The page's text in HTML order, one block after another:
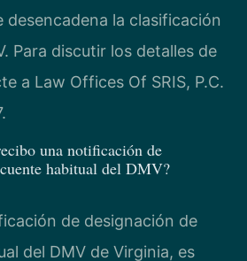
desencadena la clasificación
Para discutir los detalles de
a Law Offices Of SRIS, P.C.
una notificación de
habitual del DMV?
de designación de
del DMV de Virginia, es